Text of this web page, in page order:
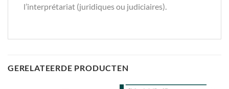
l’interprétariat (juridiques ou judiciaires).
GERELATEERDE PRODUCTEN